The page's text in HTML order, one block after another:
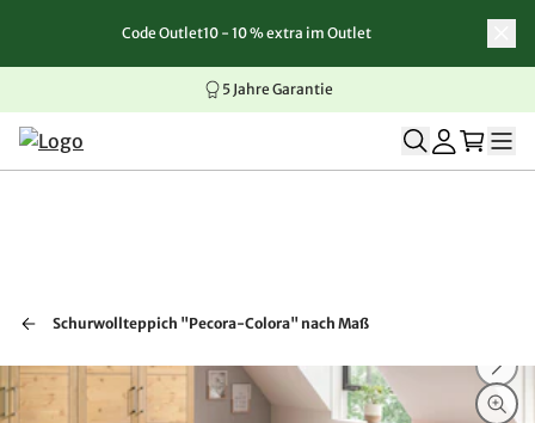
Zum Inhalt springen
Zur Navigation springen
Zum Seitenende springen
Code Outlet10 - 10 % extra im Outlet
5 Jahre Garantie
Schurwollteppich "Pecora-Colora" nach Maß